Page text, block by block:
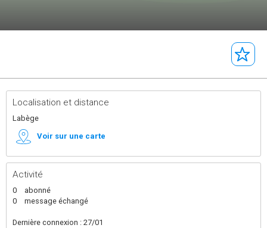
Localisation et distance
Labège
Voir sur une carte
Activité
0
abonné
0
message échangé
Dernière connexion : 27/01